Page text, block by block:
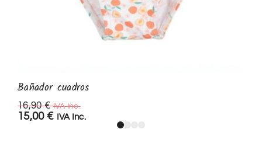
Bañador cuadros
16,90€ IVA Inc.
15,00 € IVA Inc.